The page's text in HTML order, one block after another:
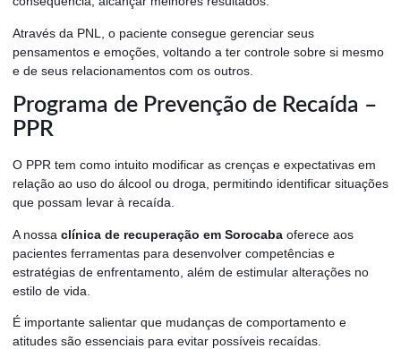
Através da PNL, o paciente consegue gerenciar seus
pensamentos e emoções, voltando a ter controle sobre si mesmo
e de seus relacionamentos com os outros.
Programa de Prevenção de Recaída –
PPR
O PPR tem como intuito modificar as crenças e expectativas em
relação ao uso do álcool ou droga, permitindo identificar situações
que possam levar à recaída.
A nossa clínica de recuperação em Sorocaba oferece aos
pacientes ferramentas para desenvolver competências e
estratégias de enfrentamento, além de estimular alterações no
estilo de vida.
É importante salientar que mudanças de comportamento e
atitudes são essenciais para evitar possíveis recaídas.